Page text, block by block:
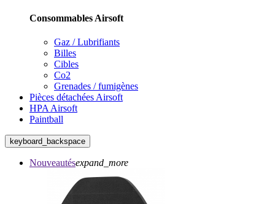
Consommables Airsoft
Gaz / Lubrifiants
Billes
Cibles
Co2
Grenades / fumigènes
Pièces détachées Airsoft
HPA Airsoft
Paintball
keyboard_backspace
Nouveautésexpand_more